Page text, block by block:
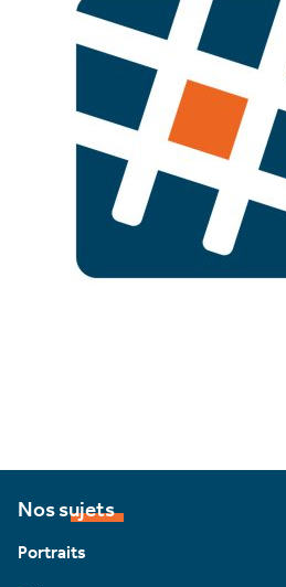
Nos sujets
Portraits